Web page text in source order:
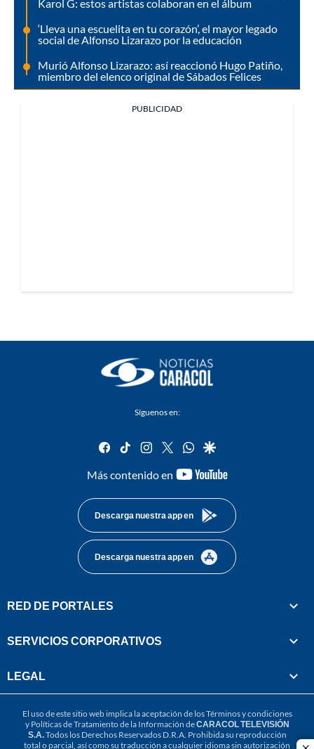
Karol G: estos artistas colaboran en el álbum
‘Lleva una escuelita en tu corazón’, el mayor legado
social de Alfonso Lizarazo por la educación
Murió Alfonso Lizarazo: así reaccionó Hugo Patiño,
miembro del elenco original de Sábados Felices
PUBLICIDAD
Síguenos en:
facebook
tiktok instagram
twitterwhatsapp
google
Más contenido en
youtube-
Descarga nuestra app en
Descarga nuestra app en
RED DE PORTALES
SERVICIOS CORPORATIVOS
LEGAL
El uso de este sitio web implica la aceptación de losTérminos y condiciones
y Políticas de Tratamiento de la Información deCARACOL TELEVISIÓN
S.A.Todos los Derechos Reservados D.R.A. Prohibida su reproducción
total o parcial, así como su traducción a cualquier idioma sin autorización